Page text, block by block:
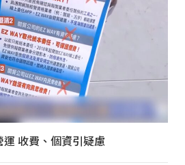
收費、個資引疑慮